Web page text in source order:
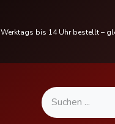
Werktags bis 14 Uhr bestellt –